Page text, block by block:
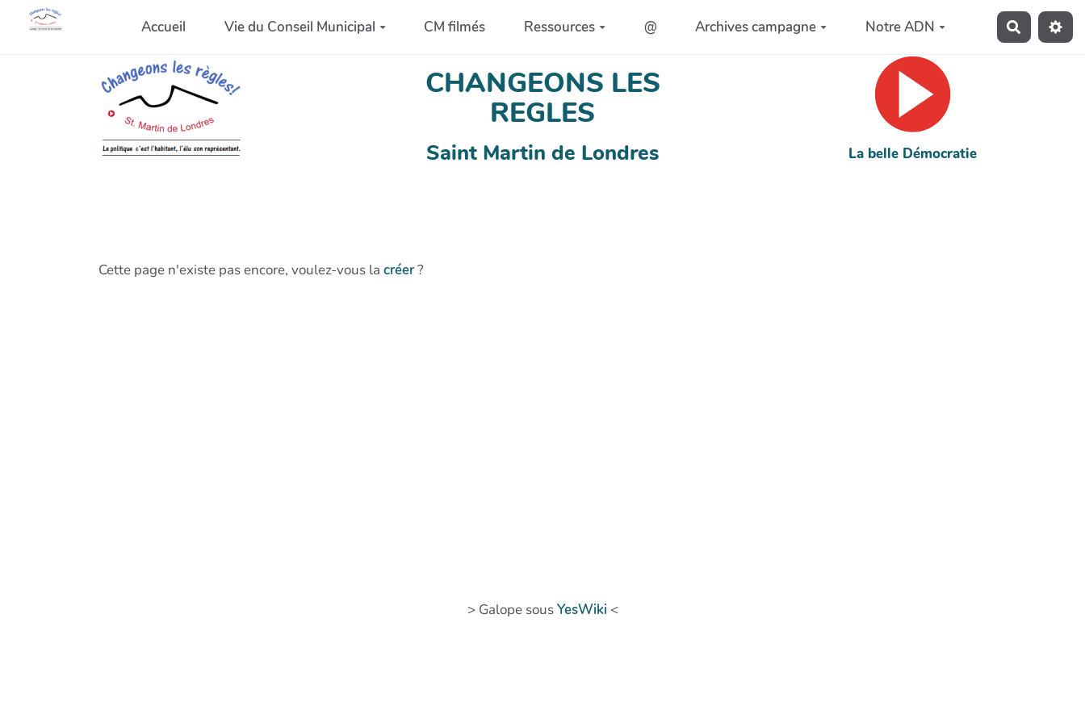
Accueil Vie du Conseil Municipal CM filmés Ressources @ Archives campagne Notre ADN
CHANGEONS LES
REGLES
Saint Martin de Londres La belle Démocratie
Cette page n'existe pas encore, voulez-vous la créer?
> Galope sousYesWiki <